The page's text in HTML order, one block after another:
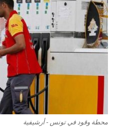
محطة وقود في تونس - أرشيفية